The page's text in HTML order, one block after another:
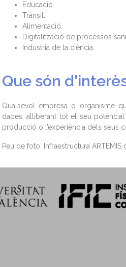
Educació.
Trànsit.
Alimentació.
Digitalització de processos
Indústria de la ciència.
Que són
Qualsevol empresa o organisme
dades, alliberant tot el seu
producció o l’experiència dels seus
Peu de foto: Infraestructura ARTEMIS